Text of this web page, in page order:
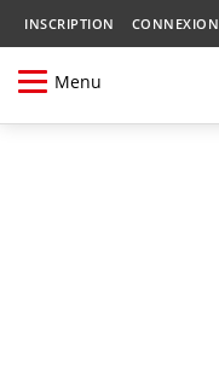
INSCRIPTION CONNEXION
Menu